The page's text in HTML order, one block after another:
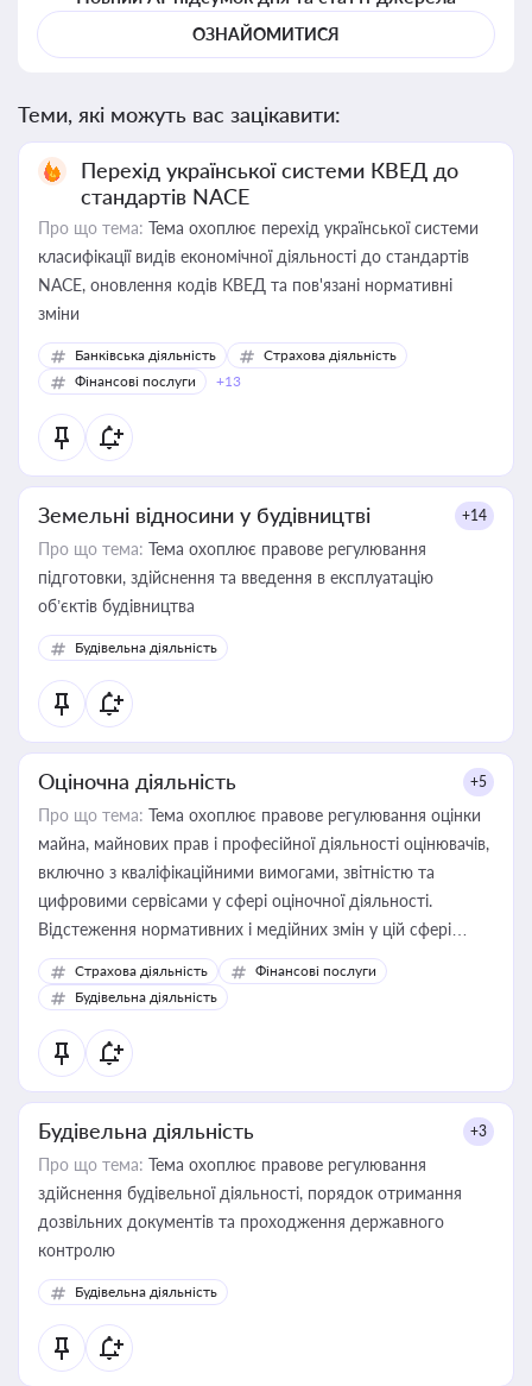
ОЗНАЙОМИТИСЯ
Теми, які можуть вас зацікавити:
Перехід української системи КВЕД до
стандартів NACE
Про що тема: Тема охоплює перехід української системи
класифікації видів економічної діяльності до стандартів
NACE, оновлення кодів КВЕД та пов'язані нормативні
зміни
Банківська діяльність
Страхова діяльність
Фінансові послуги
+13
Земельні відносини у будівництві +14
Про що тема: Тема охоплює правове регулювання
підготовки, здійснення та введення в експлуатацію
об’єктів будівництва
Будівельна діяльність
Оціночна діяльність +5
Про що тема: Тема охоплює правове регулювання оцінки
майна, майнових прав і професійної діяльності оцінювачів,
включно з кваліфікаційними вимогами, звітністю та
цифровими сервісами у сфері оціночної діяльності.
Відстеження нормативних і медійних змін у цій сфері
корисне для власника бізнесу, керівника, юриста або
бухгалтера під час оподаткування, приватизації, оренди
державного майна, корпоративних угод і перевірки
статусу суб'єктів оціночної діяльності
Страхова діяльність
Фінансові послуги
Будівельна діяльність
Будівельна діяльність +3
Про що тема: Тема охоплює правове регулювання
здійснення будівельної діяльності, порядок отримання
дозвільних документів та проходження державного
контролю
Будівельна діяльність